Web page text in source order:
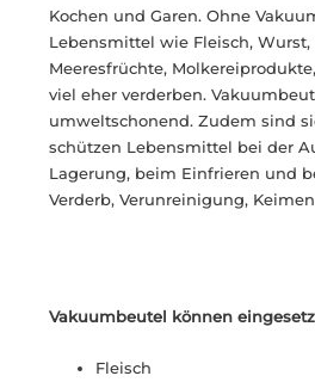
Kochen und Garen. Ohne
Lebensmittel wie Fleisch, Wurst,
Meeresfrüchte,
viel eher verderben.
umweltschonend. Zudem sind
schützen Lebensmittel bei der
Lagerung, beim Einfrieren und
Verderb, Verunreinigung,
Vakuumbeutel können
Fleisch